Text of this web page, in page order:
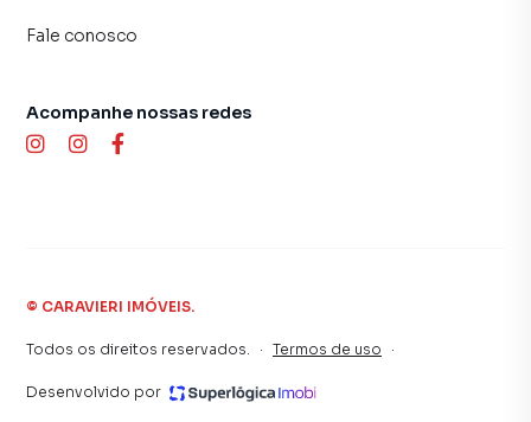
Fale conosco
Acompanhe nossas redes
© CARAVIERI IMÓVEIS.
Todos os direitos reservados. · Termos de uso ·
Desenvolvido por